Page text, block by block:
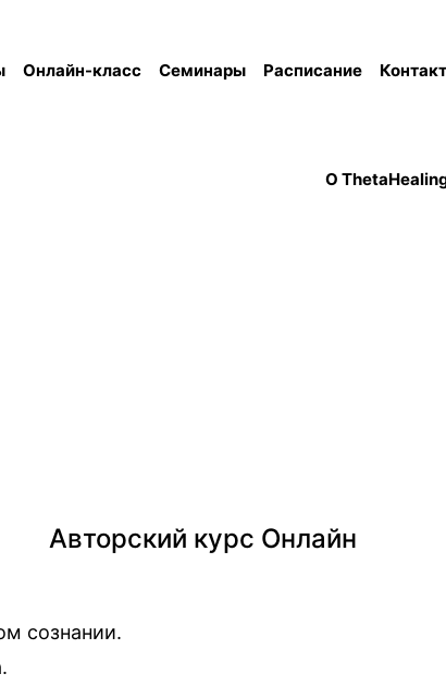
Онлайн-класс Семинары Расписание
О
Авторский курс Онлайн
сознании.